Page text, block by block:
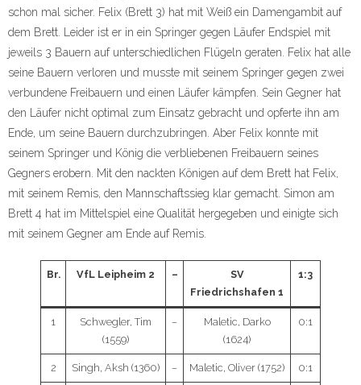
schon mal sicher. Felix (Brett 3) hat mit Weiß ein Damengambit auf
dem Brett. Leider ist er in ein Springer gegen Läufer Endspiel mit
jeweils 3 Bauern auf unterschiedlichen Flügeln geraten. Felix hat alle
seine Bauern verloren und musste mit seinem Springer gegen zwei
verbundene Freibauern und einen Läufer kämpfen. Sein Gegner hat
den Läufer nicht optimal zum Einsatz gebracht und opferte ihn am
Ende, um seine Bauern durchzubringen. Aber Felix konnte mit
seinem Springer und König die verbliebenen Freibauern seines
Gegners erobern. Mit den nackten Königen auf dem Brett hat Felix,
mit seinem Remis, den Mannschaftssieg klar gemacht. Simon am
Brett 4 hat im Mittelspiel eine Qualität hergegeben und einigte sich
mit seinem Gegner am Ende auf Remis.
Br. VfL Leipheim 2 –
SV
Friedrichshafen 1
1:3
1
Schwegler, Tim
(1559)
–
Maletic, Darko
(1624)
0:1
2 Singh, Aksh (1360) – Maletic, Oliver (1752) 0:1